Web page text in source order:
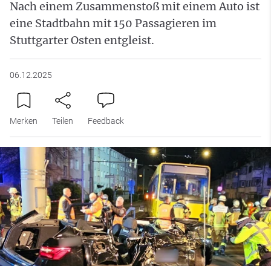
Nach einem Zusammenstoß mit einem Auto ist
eine Stadtbahn mit 150 Passagieren im
Stuttgarter Osten entgleist.
06.12.2025
Merken Teilen Feedback